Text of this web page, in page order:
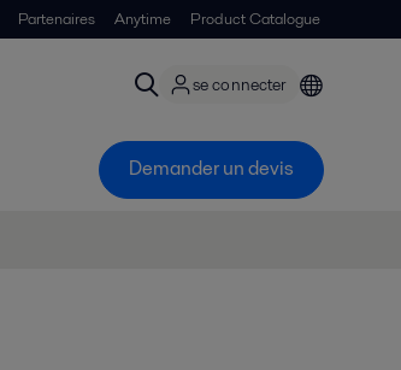
Partenaires Anytime Product Catalogue
se connecter
Demander un devis